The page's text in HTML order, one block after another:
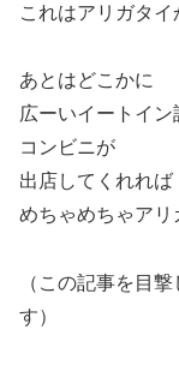
これはアリガタイ
あとはどこかに
広ーいイートイン
コンビニが
出店してくれれば
めちゃめちゃアリ
（この記事を目
す）